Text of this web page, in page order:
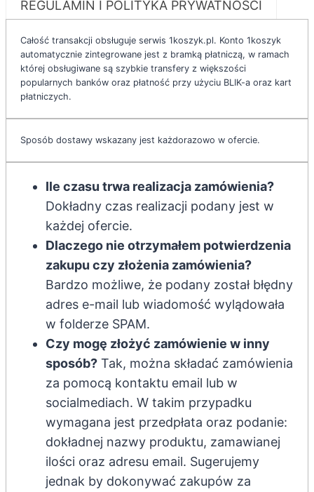
ż
n
c
h
m
i
s
y
h
m
e
c
REGULAMIN I POLITYKA PRYWATNOŚCI
Całość transakcji obsługuje serwis 1koszyk.pl. Konto 1koszyk
automatycznie zintegrowane jest z bramką płatniczą, w ramach
której obsługiwane są szybkie transfery z większości
popularnych banków oraz płatność przy użyciu BLIK-a oraz kart
płatniczych.
Sposób dostawy wskazany jest każdorazowo w ofercie.
Ile czasu trwa realizacja zamówienia?
Dokładny czas realizacji podany jest w
każdej ofercie.
Dlaczego nie otrzymałem potwierdzenia
zakupu czy złożenia zamówienia?
Bardzo możliwe, że podany został błędny
adres e-mail lub wiadomość wylądowała
w folderze SPAM.
Czy mogę złożyć zamówienie w inny
sposób? Tak, można składać zamówienia
za pomocą kontaktu email lub w
socialmediach. W takim przypadku
wymagana jest przedpłata oraz podanie:
dokładnej nazwy produktu, zamawianej
ilości oraz adresu email. Sugerujemy
jednak by dokonywać zakupów za